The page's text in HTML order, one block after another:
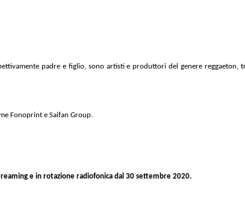
padre e figlio, sono artisti e produttori del genere reggaeton,
Fonoprint e Saifan Group.
e in rotazione radiofonica dal 30 settembre 2020.